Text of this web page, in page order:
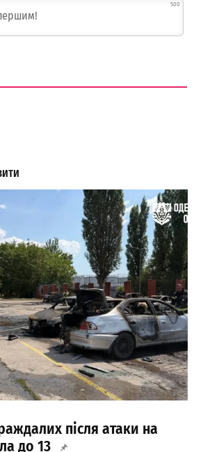
500
після атаки на
до 13